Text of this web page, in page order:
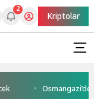
2
Kriptolar
Osmangazi’de